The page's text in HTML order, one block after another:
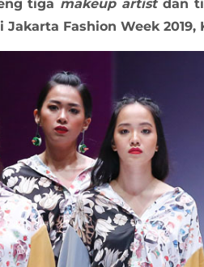
tiga makeup artistdan
Jakarta Fashion Week 2019,